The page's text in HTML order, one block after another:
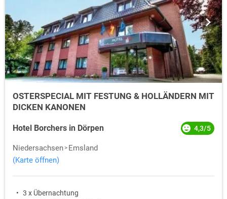
OSTERSPECIAL MIT FESTUNG & HOLLÄNDERN MIT
DICKEN KANONEN
Hotel Borchers in Dörpen 4,3/5
Niedersachsen
Emsland
(Karte öffnen)
3 x Übernachtung